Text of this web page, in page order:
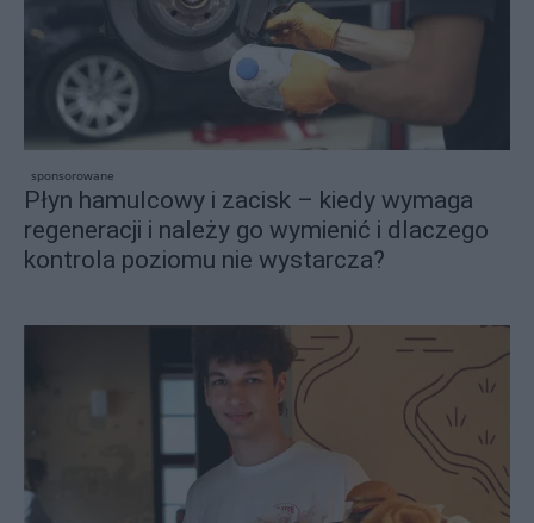
sponsorowane
Płyn hamulcowy i zacisk – kiedy wymaga
regeneracji i należy go wymienić i dlaczego
kontrola poziomu nie wystarcza?